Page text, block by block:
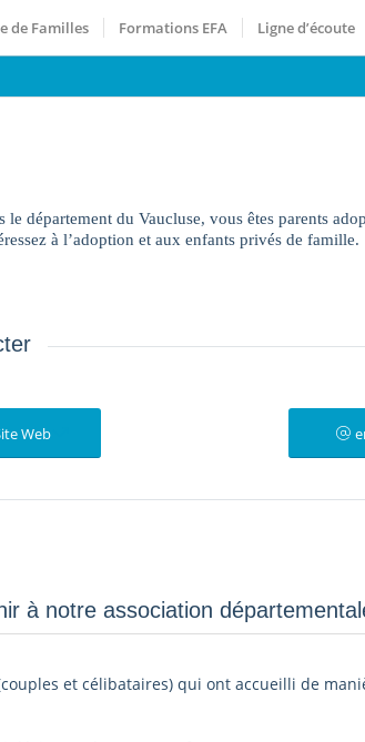
de Familles Formations EFA Ligne d’écoute
le département du Vaucluse, vous êtes parents
à l’adoption et aux enfants privés de famille.
Web
à notre association
et célibataires) qui ont accueilli de